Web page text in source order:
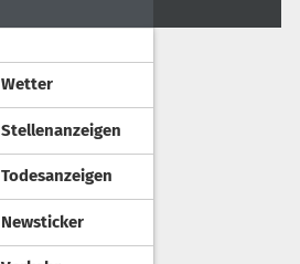
Wetter
Stellenanzeigen
Todesanzeigen
Newsticker